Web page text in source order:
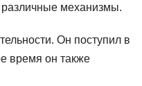
различные механизмы.
Он поступил в
время он также